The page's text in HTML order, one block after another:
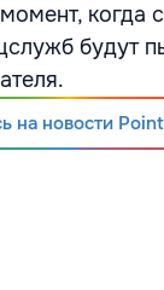
когда
будут
на новости